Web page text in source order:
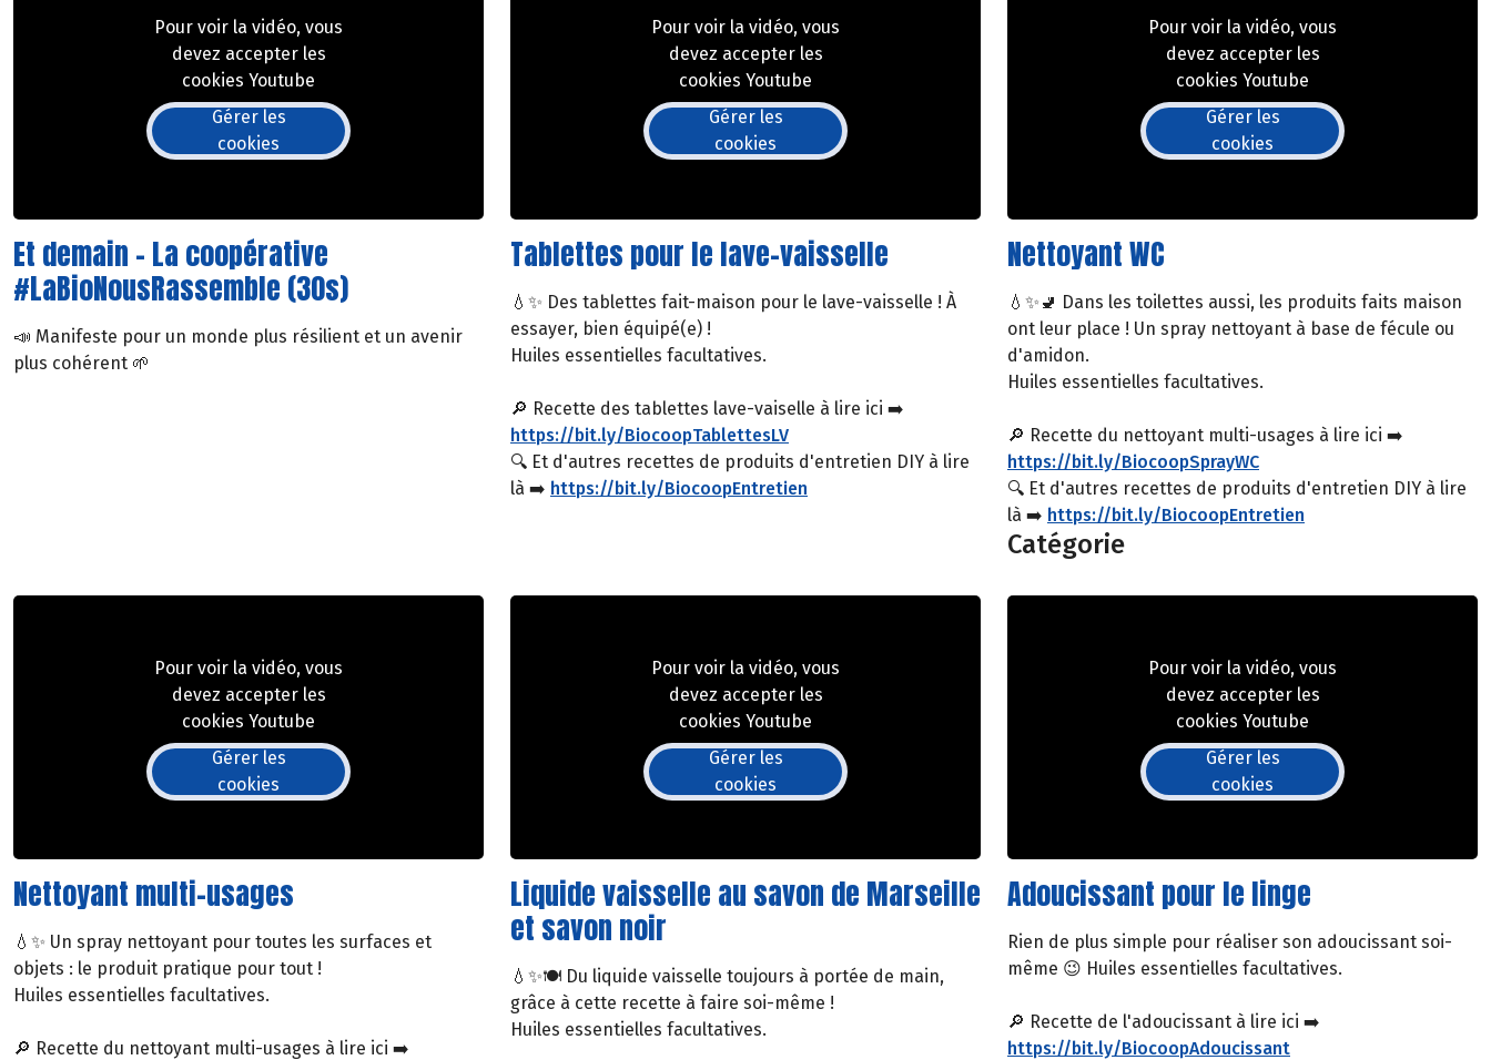
Pour voir la vidéo, vous
devez accepter les
cookies Youtube
Gérer les
cookies
Et demain - La coopérative
#LaBioNousRassemble (30s)
📣 Manifeste pour un monde plus résilient et un avenir
plus cohérent 🌱
Pour voir la vidéo, vous
devez accepter les
cookies Youtube
Gérer les
cookies
Tablettes pour le lave-vaisselle
💧✨ Des tablettes fait-maison pour le lave-vaisselle ! À
essayer, bien équipé(e) !
Huiles essentielles facultatives.
🔎 Recette des tablettes lave-vaiselle à lire ici ➡️
https://bit.ly/BiocoopTablettesLV
🔍 Et d'autres recettes de produits d'entretien DIY à lire
là ➡️ https://bit.ly/BiocoopEntretien
Pour voir la vidéo, vous
devez accepter les
cookies Youtube
Gérer les
cookies
Nettoyant WC
💧✨🚽 Dans les toilettes aussi, les produits faits maison
ont leur place ! Un spray nettoyant à base de fécule ou
d'amidon.
Huiles essentielles facultatives.
🔎 Recette du nettoyant multi-usages à lire ici ➡️
https://bit.ly/BiocoopSprayWC
🔍 Et d'autres recettes de produits d'entretien DIY à lire
là ➡️ https://bit.ly/BiocoopEntretien
Catégorie
Pour voir la vidéo, vous
devez accepter les
cookies Youtube
Gérer les
cookies
Nettoyant multi-usages
💧✨ Un spray nettoyant pour toutes les surfaces et
objets : le produit pratique pour tout !
Huiles essentielles facultatives.
🔎 Recette du nettoyant multi-usages à lire ici ➡️
Pour voir la vidéo, vous
devez accepter les
cookies Youtube
Gérer les
cookies
Liquide vaisselle au savon de Marseille
et savon noir
💧✨🍽 Du liquide vaisselle toujours à portée de main,
grâce à cette recette à faire soi-même !
Huiles essentielles facultatives.
Pour voir la vidéo, vous
devez accepter les
cookies Youtube
Gérer les
cookies
Adoucissant pour le linge
Rien de plus simple pour réaliser son adoucissant soi-
même 😉 Huiles essentielles facultatives.
🔎 Recette de l'adoucissant à lire ici ➡️
https://bit.ly/BiocoopAdoucissant